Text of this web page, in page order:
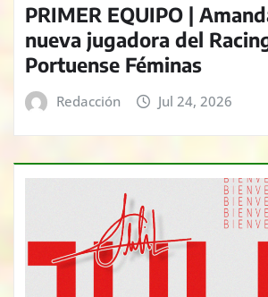
PRIMER EQUIPO |
nueva jugadora del
Portuense Féminas
Redacción Jul 24, 2026